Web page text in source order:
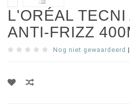
L'ORÉAL TECNI
ANTI-FRIZZ
Nog niet gewaardeerd |